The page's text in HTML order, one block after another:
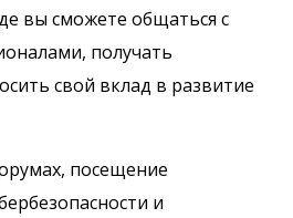
вы сможете общаться с
получать
свой вклад в развитие
посещение
и